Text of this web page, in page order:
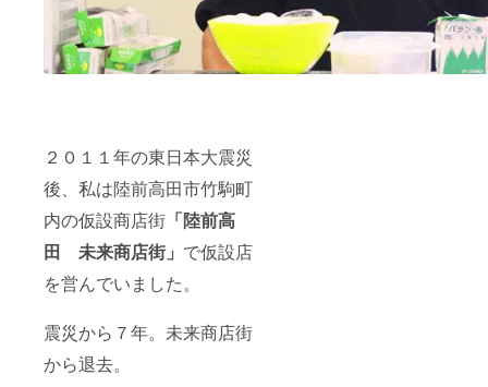
２０１１年の東日本大震災
後、私は陸前高田市竹駒町
内の仮設商店街 「陸前高
田 未来商店街」 で仮設店
を営んでいました。
震災から７年。未来商店街
から退去。
郵送致
換券１
せください